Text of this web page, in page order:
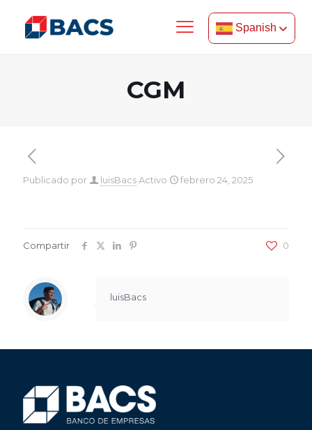
Spanish
CGM
Publicado por luisBacsActivo febrero 24, 2025
Compartir 0
luisBacs